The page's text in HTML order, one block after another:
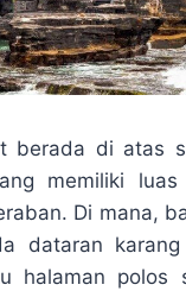
berada di atas
memiliki
Di mana,
dataran
halaman polos